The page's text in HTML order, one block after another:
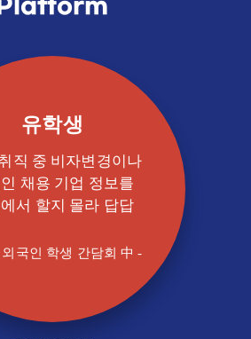
유학생
직 중 비자변경이나
채용 기업 정보를
서 할지 몰라 답답
외국인 학생 간담회 中 -